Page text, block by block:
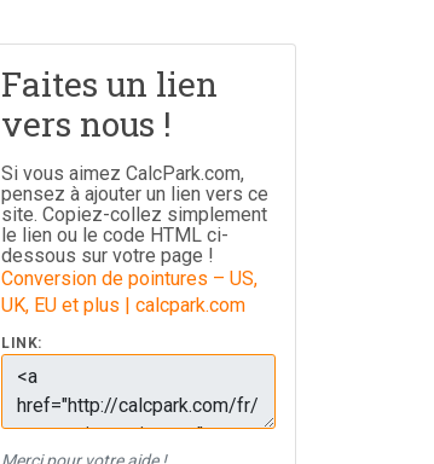
Faites un lien
vers nous !
Si vous aimez CalcPark.com,
pensez à ajouter un lien vers ce
site. Copiez-collez simplement
le lien ou le code HTML ci-
dessous sur votre page !
Conversion de pointures – US,
UK, EU et plus | calcpark.com
LINK: